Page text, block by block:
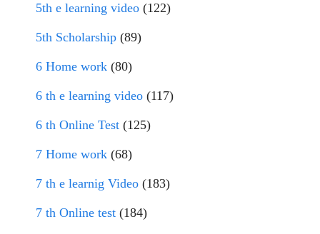
5th e learning video (122)
5th Scholarship (89)
6 Home work (80)
6 th e learning video (117)
6 th Online Test (125)
7 Home work (68)
7 th e learnig Video (183)
7 th Online test (184)